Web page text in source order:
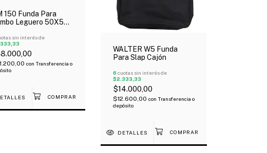
150 Funda Para
Leguero 50X50
sin interés de
con Transferencia o
WALTER W5 Funda
Para Slap Cajón
6 cuotas sin interés de
$2.333,33
$14.000,00
$12.600,00 con Transferencia o
depósito
DETALLES